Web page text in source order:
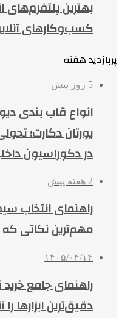
بهترین پلتفرم‌های
کسب‌وکارهای
پربازدید هفته
5 روز پیش
انواع قاب بندی
یورتان دکارت؛
در دکوراسیون
2 هفته پیش
راهنمای انتخاب
مهم‌ترین نکاتی که
۱۴۰۵/۰۴/۱۴
راهنمای جامع
دقیق‌ترین ابزارها را